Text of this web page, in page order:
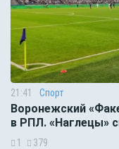
21:41 Спорт
Воронежский
в РПЛ. «Наглецы»
1 379